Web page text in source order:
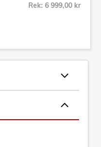
Rek: 6 999,00 kr